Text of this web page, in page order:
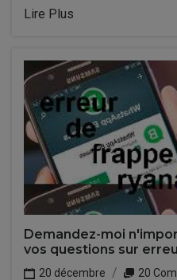
Lire Plus
Demandez-moi
vos questions sur
20 décembre
20